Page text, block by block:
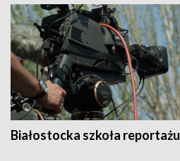
Białostocka szkoła reportażu